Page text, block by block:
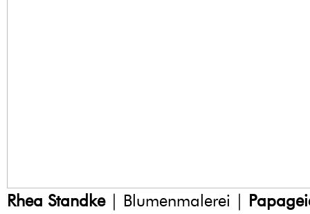
Rhea Standke| Blumenmalerei |